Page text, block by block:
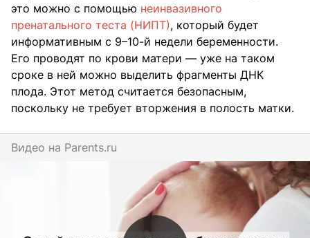
это можно с помощью неинвазивного
пренатального теста (НИПТ), который будет
информативным с 9–10-й недели беременности.
Его проводят по крови матери — уже на таком
сроке в ней можно выделить фрагменты ДНК
плода. Этот метод считается безопасным,
поскольку не требует вторжения в полость матки.
Видео на parents.ru